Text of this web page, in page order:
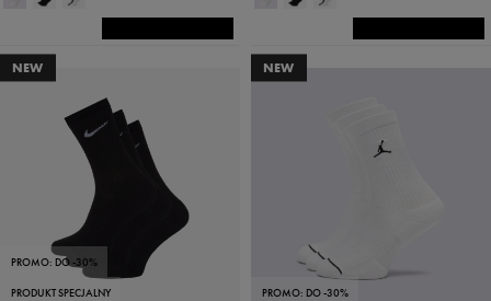
NEW
PROMO: DO -30%
PRODUKT SPECJALNY
NEW
PROMO: DO -30%